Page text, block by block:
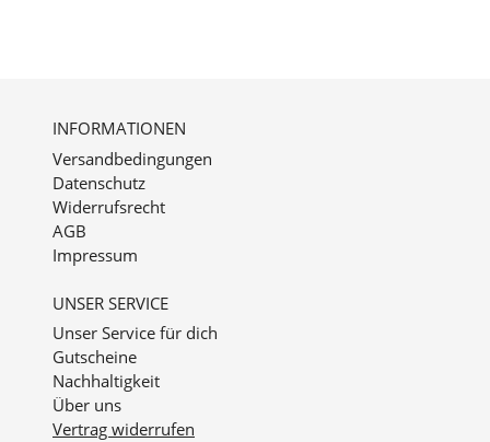
INFORMATIONEN
Versandbedingungen
Datenschutz
Widerrufsrecht
AGB
Impressum
UNSER SERVICE
Unser Service für dich
Gutscheine
Nachhaltigkeit
Über uns
Vertrag widerrufen